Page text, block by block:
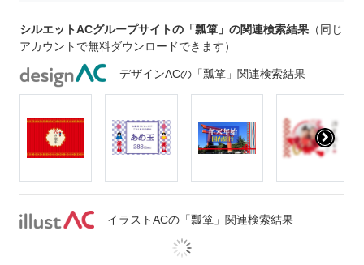
シルエットACグループサイトの「瓢箪」の関連検索結果 （同じ
アカウントで無料ダウンロードできます）
デザインACの「瓢箪」関連検索結果
イラストACの「瓢箪」関連検索結果